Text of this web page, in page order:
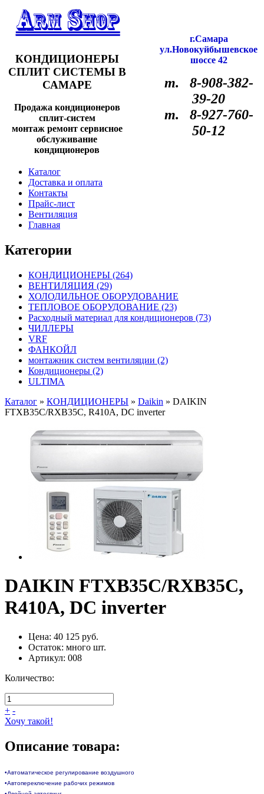
КОНДИЦИОНЕРЫ
СПЛИТ СИСТЕМЫ В
САМАРЕ
Продажа кондиционеров
сплит-систем
монтаж ремонт сервисное
обслуживание
кондиционеров
г.Самара
ул.Новокуйбышевское
шоссе 42
т. 8-908-382-
39-20
т. 8-927-760-
50-12
Каталог
Доставка и оплата
Контакты
Прайс-лист
Вентиляция
Главная
Категории
КОНДИЦИОНЕРЫ (264)
ВЕНТИЛЯЦИЯ (29)
ХОЛОДИЛЬНОЕ ОБОРУДОВАНИЕ
ТЕПЛОВОЕ ОБОРУДОВАНИЕ (23)
Расходный материал для кондиционеров (73)
ЧИЛЛЕРЫ
VRF
ФАНКОЙЛ
монтажник систем вентиляции (2)
Кондиционеры (2)
ULTIMA
Каталог » КОНДИЦИОНЕРЫ » Daikin » DAIKIN
FTXB35C/RXB35C, R410A, DC inverter
DAIKIN FTXB35C/RXB35C,
R410A, DC inverter
Цена: 40 125 руб.
Остаток: много шт.
Артикул: 008
Количество:
+ -
Хочу такой!
Описание товара:
•Автоматическое регулирование воздушного
•Автопереключение рабочих режимов